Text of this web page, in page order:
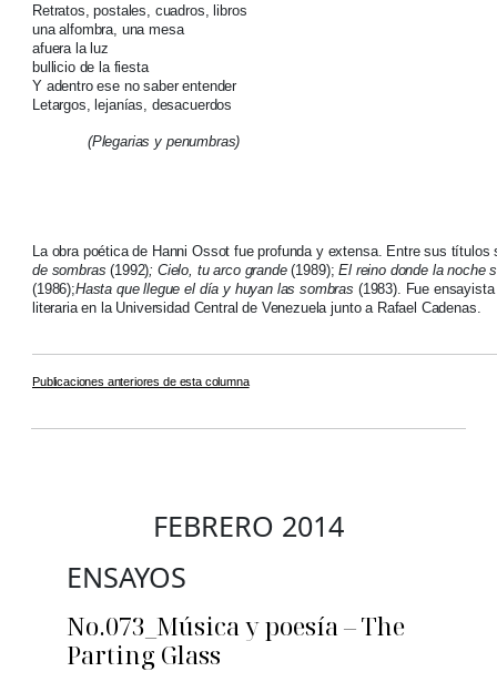
Retratos, postales, cuadros, libros
una alfombra, una mesa
afuera la luz
bullicio de la fiesta
Y adentro ese no saber entender
Letargos, lejanías, desacuerdos
(Plegarias y penumbras)
La obra poética de Hanni Ossot fue profunda y extensa. Entre sus títulos
de sombras (1992); Cielo, tu arco grande(1989);El reino donde la noche
(1986);Hasta que llegue el día y huyan las sombras (1983). Fue
literaria en la Universidad Central de Venezuela junto a Rafael Cadenas.
Publicaciones anteriores de esta columna
FEBRERO 2014
ENSAYOS
No.073_Música y poesía – The
Parting Glass